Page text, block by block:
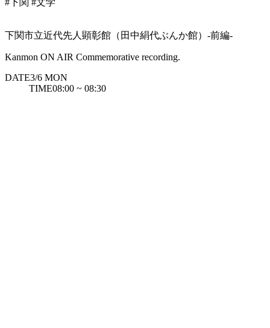
下関市立近代先人顕彰館（田中絹代ぶんか館）-前編-
Kanmon ON AIR Commemorative recording.
DATE3/6 MON
TIME08:00 ~ 08:30